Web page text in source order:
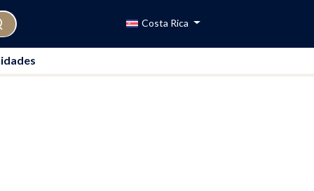
Costa Rica